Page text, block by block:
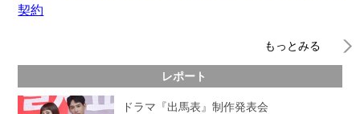
契約
もっとみる
レポート
ドラマ『出馬表』制作発表会